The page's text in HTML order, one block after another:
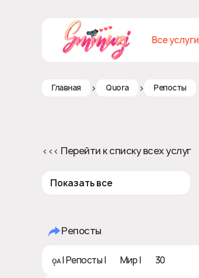
Все услуги
Главная > Quora > Репосты
<<< Перейти к списку всех услуг
Показать все
Репосты
ǫᴀ | Репосты | 🌏 Мир | ♻ 30